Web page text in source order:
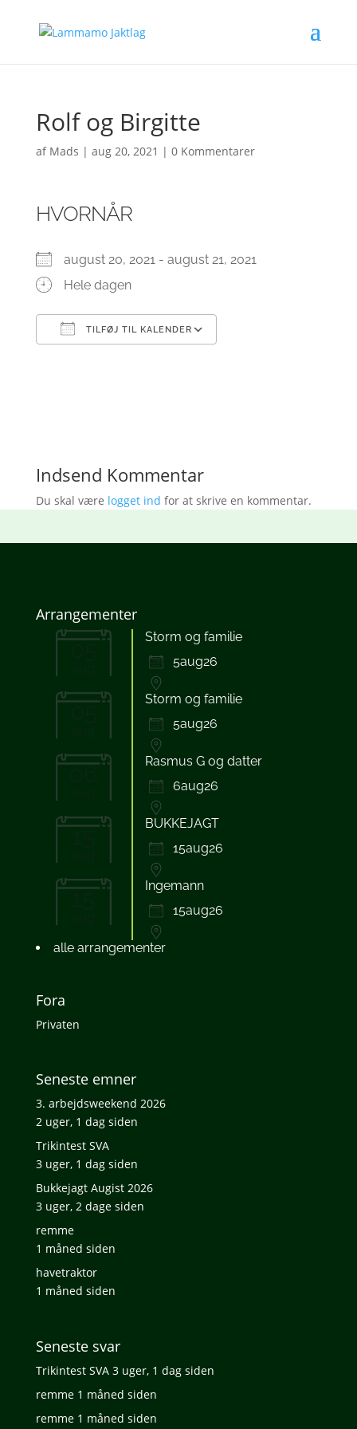
Rolf og Birgitte
af Mads | aug 20, 2021 | 0 Kommentarer
HVORNÅR
august 20, 2021 - august 21, 2021
Hele dagen
TILFØJ TIL KALENDER
Indsend Kommentar
Du skal være logget ind for at skrive en kommentar.
Arrangementer
05
Storm og familie
5aug26
05
Storm og familie
5aug26
06
Rasmus G og datter
6aug26
15
BUKKEJAGT
15aug26
15
Ingemann
15aug26
alle arrangementer
Fora
Privaten
Seneste emner
3. arbejdsweekend 2026
2 uger, 1 dag siden
Trikintest SVA
3 uger, 1 dag siden
Bukkejagt Augist 2026
3 uger, 2 dage siden
remme
1 måned siden
havetraktor
1 måned siden
Seneste svar
Trikintest SVA 3 uger, 1 dag siden
remme 1 måned siden
remme 1 måned siden